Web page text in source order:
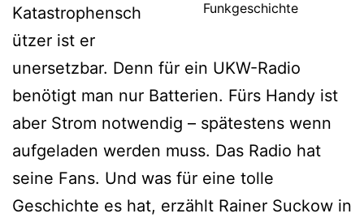
Funkgeschichte
Katastrophensch
ützer ist er
unersetzbar. Denn für ein UKW-Radio
benötigt man nur Batterien. Fürs Handy ist
aber Strom notwendig – spätestens wenn
aufgeladen werden muss. Das Radio hat
seine Fans. Und was für eine tolle
Geschichte es hat, erzählt Rainer Suckow in